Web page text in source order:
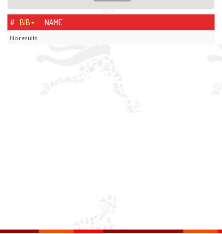
# BIB NAME
No results